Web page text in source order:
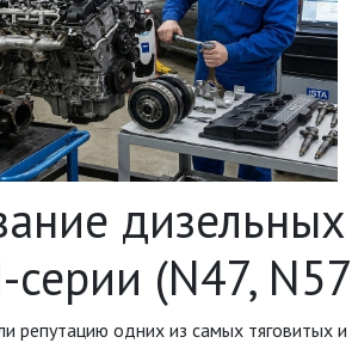
дизельных
серии (N47,
репутацию одних из самых тяговитых